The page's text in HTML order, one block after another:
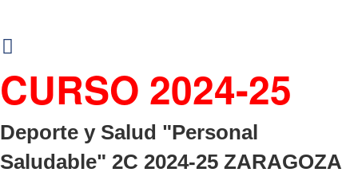
CURSO 2024-25
Deporte y Salud "Personal
Saludable" 2C 2024-25 ZARAGOZA